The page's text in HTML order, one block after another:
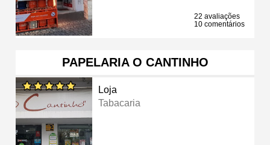
22 avaliações
10 comentários
PAPELARIA O CANTINHO
Loja
Tabacaria